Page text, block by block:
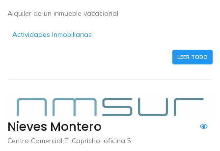
Alquiler de un inmueble vacacional
Actividades Inmobiliarias
LEER TODO
Nieves Montero
Centro Comercial El Capricho, oficina 5